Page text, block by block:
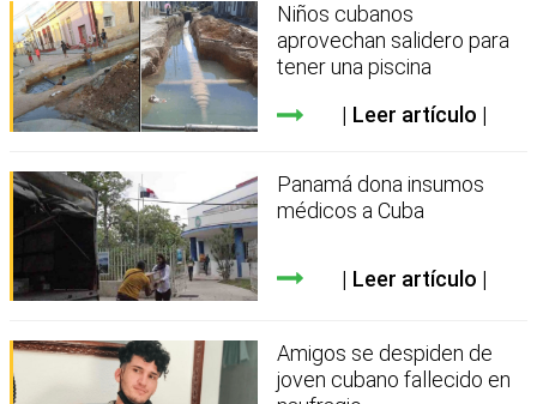
Niños cubanos
aprovechan salidero para
tener una piscina
Leer artículo
Panamá dona insumos
médicos a Cuba
Leer artículo
Amigos se despiden de
joven cubano fallecido en